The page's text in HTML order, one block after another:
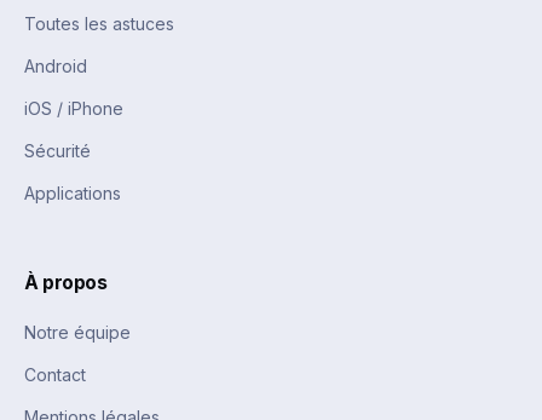
Toutes les astuces
Android
iOS / iPhone
Sécurité
Applications
À propos
Notre équipe
Contact